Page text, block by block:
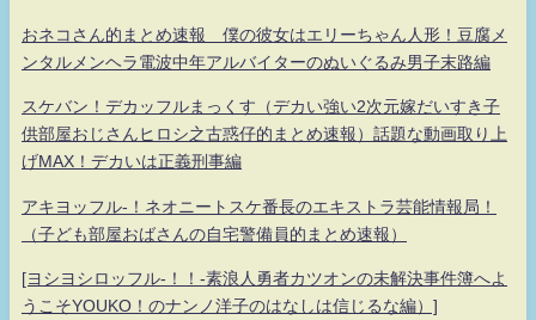
おネコさん的まとめ速報 僕の彼女はエリーちゃん人形！豆腐メ
ンタルメンヘラ電波中年アルバイターのぬいぐるみ男子末路編
スケバン！デカッフルまっくす（デカい強い2次元嫁だいすき子
供部屋おじさんヒロシ之古惑仔的まとめ速報）話題な動画取り上
げMAX！デカいは正義刑事編
アキヨッフル-！ネオニートスケ番長のエキストラ芸能情報局！
（子ども部屋おばさんの自宅警備員的まとめ速報）
[ヨシヨシロッフル-！！-素浪人勇者カツオンの未解決事件簿へよ
うこそYOUKO！のナンノ洋子のはなしは信じるな編）]